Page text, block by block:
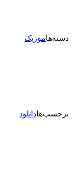
دسته‌هاموزیک
برچسب‌هادانلود